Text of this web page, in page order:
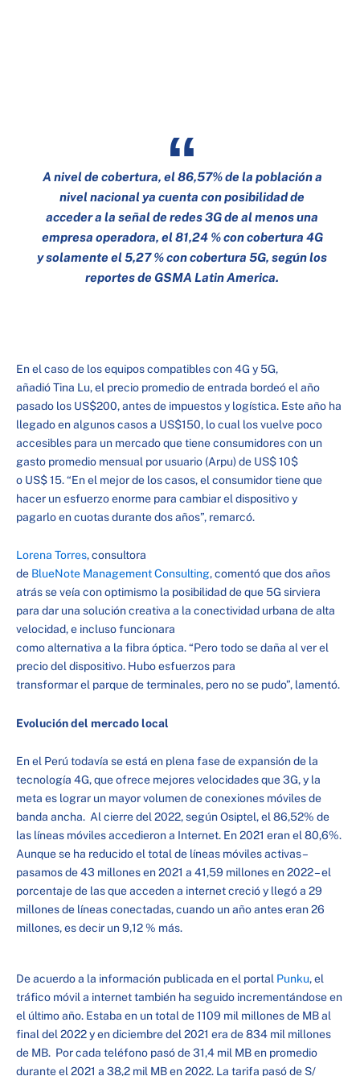
A nivel de cobertura, el 86,57% de la población a
nivel nacional ya cuenta con posibilidad de
acceder a la señal de redes 3G de al menos una
empresa operadora, el 81,24 % con cobertura 4G
y solamente el 5,27 % con cobertura 5G, según los
reportes de GSMA Latin America.
En el caso de los equipos compatibles con 4G y 5G,
añadió Tina Lu, el precio promedio de entrada bordeó el año
pasado los US$200, antes de impuestos y logística. Este año ha
llegado en algunos casos a US$150, lo cual los vuelve poco
accesibles para un mercado que tiene consumidores con un
gasto promedio mensual por usuario (Arpu) de US$ 10$
o US$ 15. “En el mejor de los casos, el consumidor tiene que
hacer un esfuerzo enorme para cambiar el dispositivo y
pagarlo en cuotas durante dos años”, remarcó.
Lorena Torres, consultora
de BlueNote Management Consulting, comentó que dos años
atrás se veía con optimismo la posibilidad de que 5G sirviera
para dar una solución creativa a la conectividad urbana de alta
velocidad, e incluso funcionara
como alternativa a la fibra óptica. “Pero todo se daña al ver el
precio del dispositivo. Hubo esfuerzos para
transformar el parque de terminales, pero no se pudo”, lamentó.
Evolución del mercado local
En el Perú todavía se está en plena fase de expansión de la
tecnología 4G, que ofrece mejores velocidades que 3G, y la
meta es lograr un mayor volumen de conexiones móviles de
banda ancha. Al cierre del 2022, según Osiptel, el 86,52% de
las líneas móviles accedieron a Internet. En 2021 eran el 80,6%.
Aunque se ha reducido el total de líneas móviles activas –
pasamos de 43 millones en 2021 a 41,59 millones en 2022 – el
porcentaje de las que acceden a internet creció y llegó a 29
millones de líneas conectadas, cuando un año antes eran 26
millones, es decir un 9,12 % más.
De acuerdo a la información publicada en el portal Punku, el
tráfico móvil a internet también ha seguido incrementándose en
el último año. Estaba en un total de 1109 mil millones de MB al
final del 2022 y en diciembre del 2021 era de 834 mil millones
de MB. Por cada teléfono pasó de 31,4 mil MB en promedio
durante el 2021 a 38,2 mil MB en 2022. La tarifa pasó de S/